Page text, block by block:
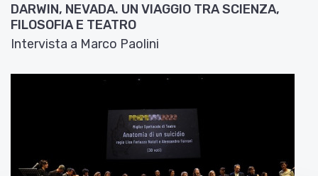
DARWIN, NEVADA. UN VIAGGIO TRA SCIENZA,
FILOSOFIA E TEATRO
Intervista a Marco Paolini